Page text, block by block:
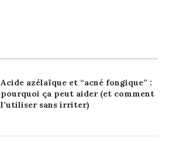
Acide azélaïque et “acné fongique” :
pourquoi ça peut aider (et comment
l’utiliser sans irriter)